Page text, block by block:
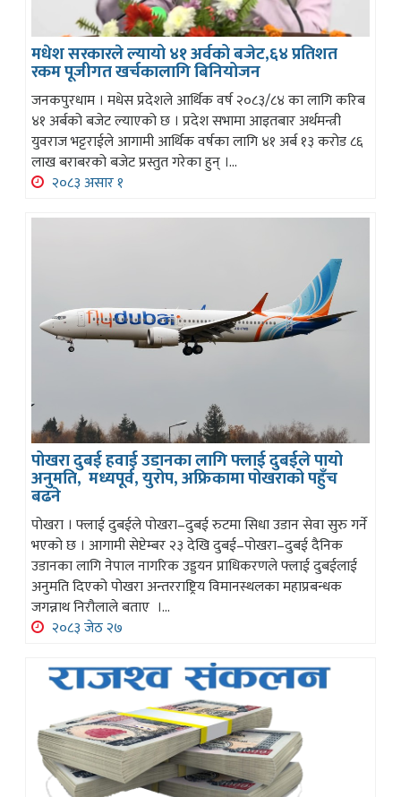
मधेश सरकारले ल्यायो ४१ अर्वको बजेट,६४ प्रतिशत
रकम पूजीगत खर्चकालागि बिनियोजन
जनकपुरधाम । मधेस प्रदेशले आर्थिक वर्ष २०८३/८४ का लागि करिब
४१ अर्बको बजेट ल्याएको छ । प्रदेश सभामा आइतबार अर्थमन्त्री
युवराज भट्टराईले आगामी आर्थिक वर्षका लागि ४१ अर्ब १३ करोड ८६
लाख बराबरको बजेट प्रस्तुत गरेका हुन् ।...
२०८३ असार १
पोखरा दुबई हवाई उडानका लागि फ्लाई दुबईले पायो
अनुमति, मध्यपूर्व, युरोप, अफ्रिकामा पोखराको पहुँच
बढने
पोखरा । फ्लाई दुबईले पोखरा–दुबई रुटमा सिधा उडान सेवा सुरु गर्ने
भएको छ । आगामी सेप्टेम्बर २३ देखि दुबई–पोखरा–दुबई दैनिक
उडानका लागि नेपाल नागरिक उड्डयन प्राधिकरणले फ्लाई दुबईलाई
अनुमति दिएको पोखरा अन्तरराष्ट्रिय विमानस्थलका महाप्रबन्धक
जगन्नाथ निरौलाले बताए ।...
२०८३ जेठ २७